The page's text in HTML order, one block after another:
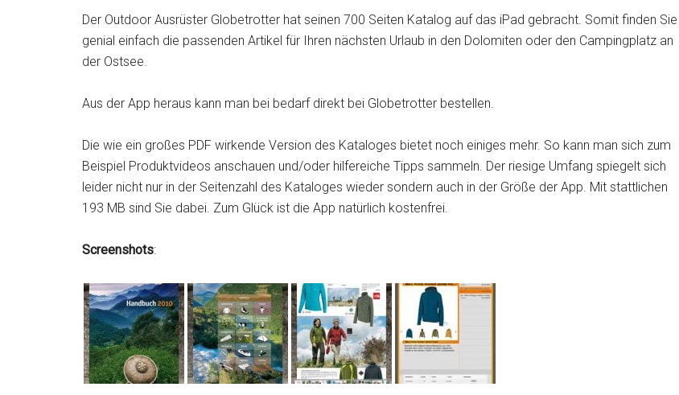
Der Outdoor Ausrüster Globetrotter hat seinen 700 Seiten Katalog auf das iPad gebracht. Somit finden Sie
genial einfach die passenden Artikel für Ihren nächsten Urlaub in den Dolomiten oder den Campingplatz an
der Ostsee.
Aus der App heraus kann man bei bedarf direkt bei Globetrotter bestellen.
Die wie ein großes PDF wirkende Version des Kataloges bietet noch einiges mehr. So kann man sich zum
Beispiel Produktvideos anschauen und/oder hilfereiche Tipps sammeln. Der riesige Umfang spiegelt sich
leider nicht nur in der Seitenzahl des Kataloges wieder sondern auch in der Größe der App. Mit stattlichen
193 MB sind Sie dabei. Zum Glück ist die App natürlich kostenfrei.
Screenshots: